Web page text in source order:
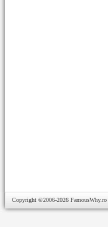
Copyright ©2006-2026 FamousWhy.ro